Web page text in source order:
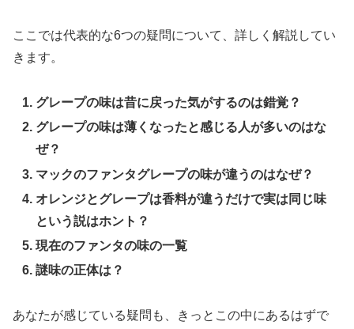
ここでは代表的な6つの疑問について、詳しく解説してい
きます。
グレープの味は昔に戻った気がするのは錯覚？
グレープの味は薄くなったと感じる人が多いのはな
ぜ？
マックのファンタグレープの味が違うのはなぜ？
オレンジとグレープは香料が違うだけで実は同じ味
という説はホント？
現在のファンタの味の一覧
謎味の正体は？
あなたが感じている疑問も、きっとこの中にあるはずで